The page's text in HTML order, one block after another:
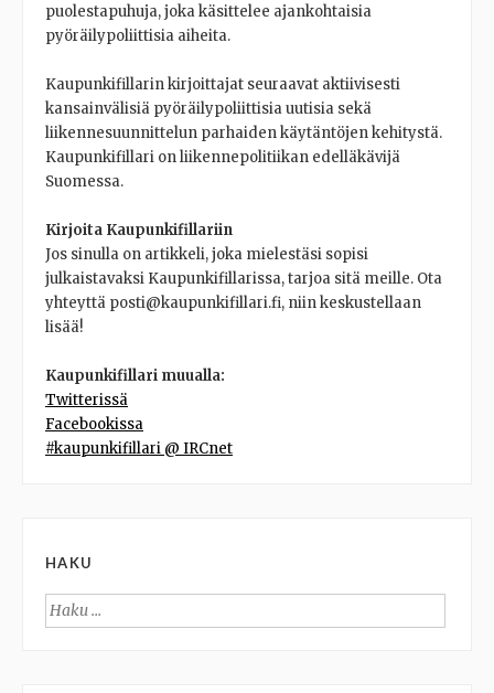
puolestapuhuja, joka käsittelee ajankohtaisia
pyöräilypoliittisia aiheita.
Kaupunkifillarin kirjoittajat seuraavat aktiivisesti
kansainvälisiä pyöräilypoliittisia uutisia sekä
liikennesuunnittelun parhaiden käytäntöjen kehitystä.
Kaupunkifillari on liikennepolitiikan edelläkävijä
Suomessa.
Kirjoita Kaupunkifillariin
Jos sinulla on artikkeli, joka mielestäsi sopisi
julkaistavaksi Kaupunkifillarissa, tarjoa sitä meille. Ota
yhteyttä posti@kaupunkifillari.fi, niin keskustellaan
lisää!
Kaupunkifillari muualla:
Twitterissä
Facebookissa
#kaupunkifillari @ IRCnet
HAKU
Haku: